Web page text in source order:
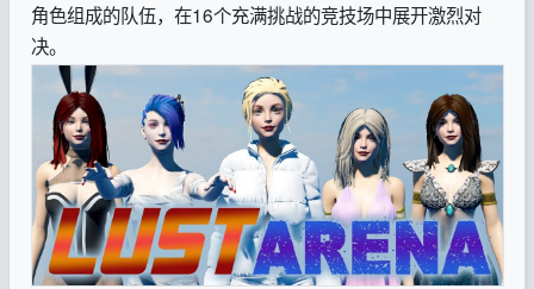
角色组成的队伍，在16个充满挑战的竞技场中展开激烈对
决。